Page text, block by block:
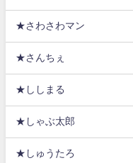
★さわさわマン
★さんちぇ
★ししまる
★しゃぶ太郎
★しゅうたろ